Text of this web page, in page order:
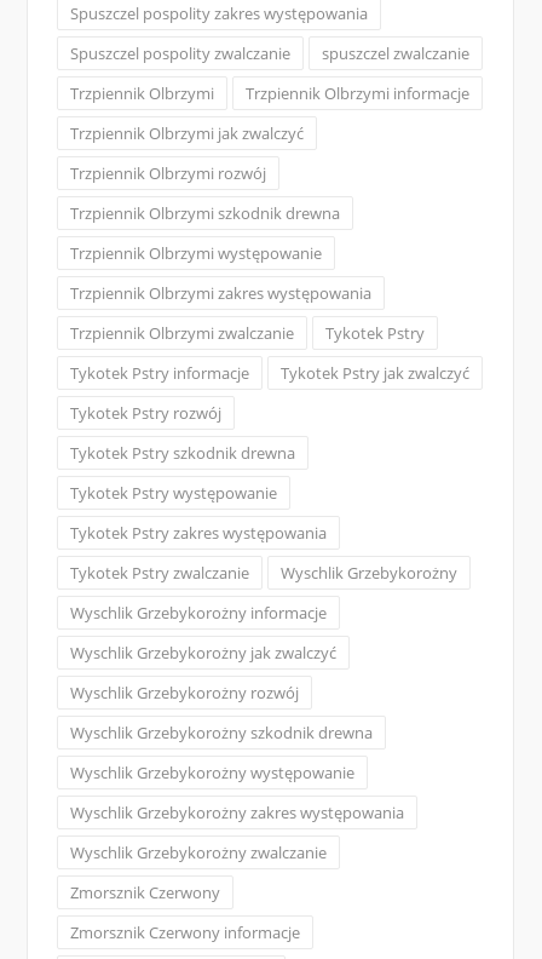
Spuszczel pospolity zakres występowania
Spuszczel pospolity zwalczanie
spuszczel zwalczanie
Trzpiennik Olbrzymi
Trzpiennik Olbrzymi informacje
Trzpiennik Olbrzymi jak zwalczyć
Trzpiennik Olbrzymi rozwój
Trzpiennik Olbrzymi szkodnik drewna
Trzpiennik Olbrzymi występowanie
Trzpiennik Olbrzymi zakres występowania
Trzpiennik Olbrzymi zwalczanie
Tykotek Pstry
Tykotek Pstry informacje
Tykotek Pstry jak zwalczyć
Tykotek Pstry rozwój
Tykotek Pstry szkodnik drewna
Tykotek Pstry występowanie
Tykotek Pstry zakres występowania
Tykotek Pstry zwalczanie
Wyschlik Grzebykorożny
Wyschlik Grzebykorożny informacje
Wyschlik Grzebykorożny jak zwalczyć
Wyschlik Grzebykorożny rozwój
Wyschlik Grzebykorożny szkodnik drewna
Wyschlik Grzebykorożny występowanie
Wyschlik Grzebykorożny zakres występowania
Wyschlik Grzebykorożny zwalczanie
Zmorsznik Czerwony
Zmorsznik Czerwony informacje